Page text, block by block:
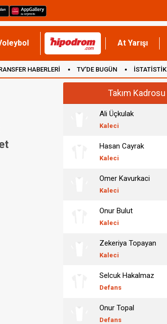
At Yarışı
HABERLERİ TV'DE BUGÜN İSTATİSTİK
Takım Kadrosu
Ali Üçkulak
Kaleci
Hasan Cayrak
Kaleci
Omer Kavurkaci
Kaleci
Onur Bulut
Kaleci
Zekeriya Topayan
Kaleci
Selcuk Hakalmaz
Defans
Onur Topal
Defans